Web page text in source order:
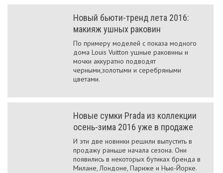
Новый бьюти-тренд лета 2016:
макияж ушных раковин
По примеру моделей с показа модного
дома Louis Vuitton ушные раковины и
мочки аккуратно подводят
черными,золотыми и серебряными
цветами.
Новые сумки Prada из коллекции
осень-зима 2016 уже в продаже
И эти две новинки решили выпустить в
продажу раньше начала сезона. Они
появились в некоторых бутиках бренда в
Милане, Лондоне, Париже и Нью-Йорке.